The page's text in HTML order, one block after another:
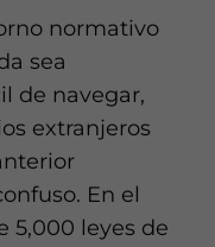
normativo
sea
de navegar,
extranjeros
En el
5,000 leyes de